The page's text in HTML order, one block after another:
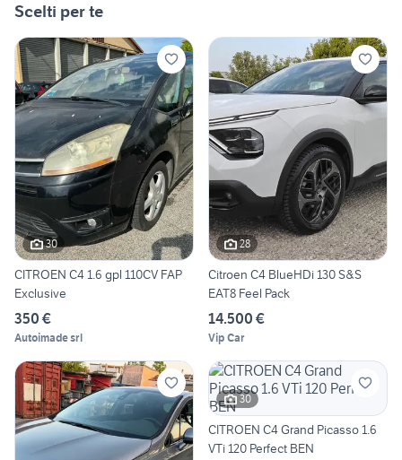
Scelti per te
30
CITROEN C4 1.6 gpl 110CV FAP
Exclusive
350 €
Autoimade srl
28
Citroen C4 BlueHDi 130 S&S
EAT8 Feel Pack
14.500 €
Vip Car
30
CITROEN C4 Grand Picasso 1.6
VTi 120 Perfect BEN